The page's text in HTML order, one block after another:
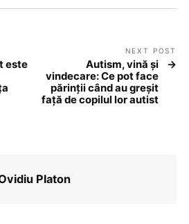
este
NEXT POST
Autism, vină și
vindecare: Ce pot face
părinții când au greșit
față de copilul lor autist
Platon